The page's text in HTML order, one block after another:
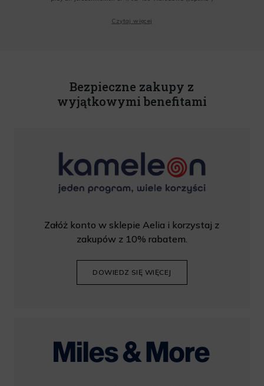
o.o. informacji handlowych, w tym newslettera, informacji o promocjach i
Czytaj więcej
Bezpieczne zakupy z
wyjątkowymi benefitami
Załóż konto w sklepie Aelia i korzystaj z
zakupów z 10% rabatem.
DOWIEDZ SIĘ WIĘCEJ